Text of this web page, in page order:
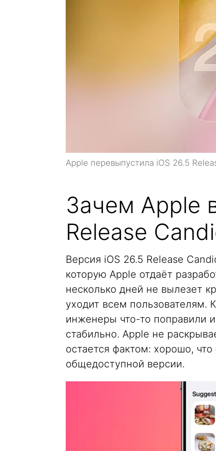
Apple перевыпустила iOS 26.5
Зачем Apple
Release
Версия iOS 26.5 Release
которую Apple отдаёт
несколько дней не вылезет
уходит всем пользователям.
инженеры что-то поправили
стабильно. Apple не
остается фактом: хорошо,
общедоступной версии.